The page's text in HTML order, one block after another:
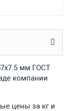
мм ГОСТ
компании
цены за кг и